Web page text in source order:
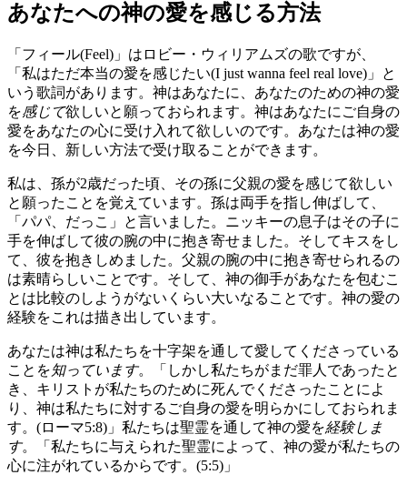
あなたへの神の愛を感じる方法
「フィール(Feel)」はロビー・ウィリアムズの歌ですが、
「私はただ本当の愛を感じたい(I just wanna feel real love)」と
いう歌詞があります。神はあなたに、あなたのための神の愛
を感じて欲しいと願っておられます。神はあなたにご自身の
愛をあなたの心に受け入れて欲しいのです。あなたは神の愛
を今日、新しい方法で受け取ることができます。
私は、孫が2歳だった頃、その孫に父親の愛を感じて欲しい
と願ったことを覚えています。孫は両手を指し伸ばして、
「パパ、だっこ」と言いました。ニッキーの息子はその子に
手を伸ばして彼の腕の中に抱き寄せました。そしてキスをし
て、彼を抱きしめました。父親の腕の中に抱き寄せられるの
は素晴らしいことです。そして、神の御手があなたを包むこ
とは比較のしようがないくらい大いなることです。神の愛の
経験をこれは描き出しています。
あなたは神は私たちを十字架を通して愛してくださっている
ことを知っています。「しかし私たちがまだ罪人であったと
き、キリストが私たちのために死んでくださったことによ
り、神は私たちに対するご自身の愛を明らかにしておられま
す。(ローマ5:8)」私たちは聖霊を通して神の愛を経験しま
す。「私たちに与えられた聖霊によって、神の愛が私たちの
心に注がれているからです。(5:5)」